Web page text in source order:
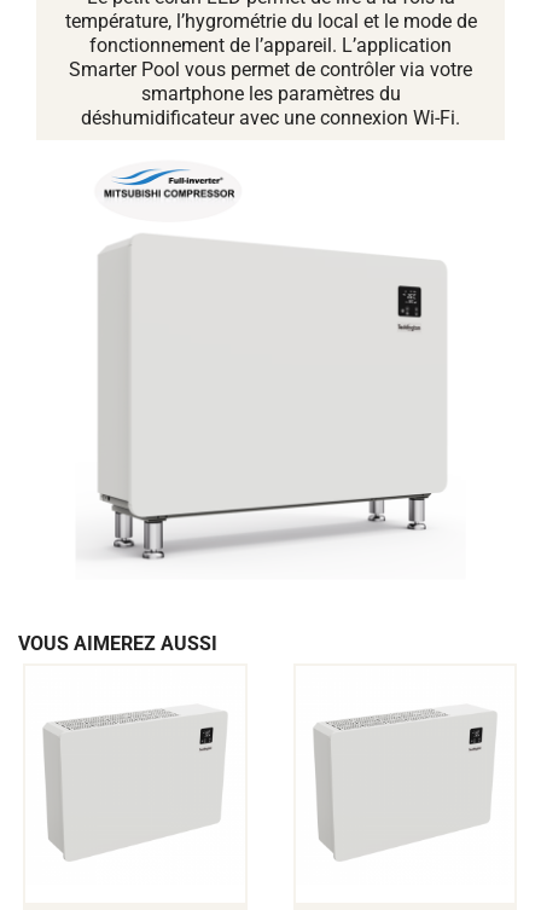
température, l’hygrométrie du local et le mode de
fonctionnement de l’appareil. L’application
Smarter Pool vous permet de contrôler via votre
smartphone les paramètres du
déshumidificateur avec une connexion Wi-Fi.
VOUS AIMEREZ AUSSI